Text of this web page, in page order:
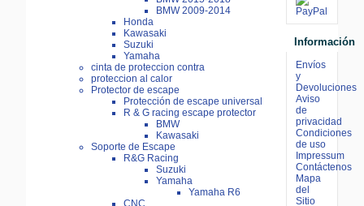
BMW 2009-2014
Honda
Kawasaki
Suzuki
Yamaha
cinta de proteccion contra
proteccion al calor
Protector de escape
Protección de escape universal
R & G racing escape protector
BMW
Kawasaki
Soporte de Escape
R&G Racing
Suzuki
Yamaha
Yamaha R6
CNC
Información
Envíos
y
Devoluciones
Aviso
de
privacidad
Condiciones
de uso
Impressum
Contáctenos
Mapa
del
Sitio